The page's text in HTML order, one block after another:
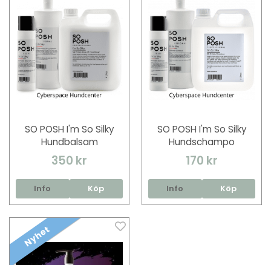
SO POSH I'm So Silky
Hundbalsam
350 kr
Info Köp
SO POSH I'm So Silky
Hundschampo
170 kr
Info Köp
Nyhet